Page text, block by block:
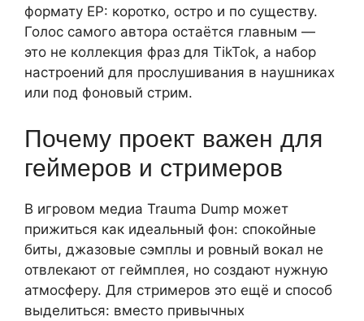
формату EP: коротко, остро и по существу.
Голос самого автора остаётся главным —
это не коллекция фраз для TikTok, а набор
настроений для прослушивания в наушниках
или под фоновый стрим.
Почему проект важен для
геймеров и стримеров
В игровом медиа Trauma Dump может
прижиться как идеальный фон: спокойные
биты, джазовые сэмплы и ровный вокал не
отвлекают от геймплея, но создают нужную
атмосферу. Для стримеров это ещё и способ
выделиться: вместо привычных